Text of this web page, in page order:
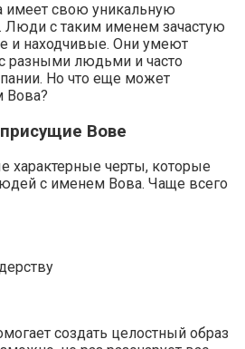
имеет свою уникальную
Люди с таким именем зачастую
и находчивые. Они умеют
разными людьми и часто
Но что еще может
Вова?
Вове
характерные черты, которые
с именем Вова. Чаще всего
создать целостный образ